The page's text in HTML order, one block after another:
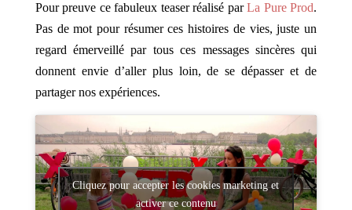
Pour preuve ce fabuleux teaser réalisé parLa Pure Prod.
Pas de mot pour résumer ces histoires de vies, juste un
regard émerveillé par tous ces messages sincères qui
donnent envie d’aller plus loin, de se dépasser et de
partager nos expériences.
Cliquez pour accepter les cookies marketing et
activer ce contenu